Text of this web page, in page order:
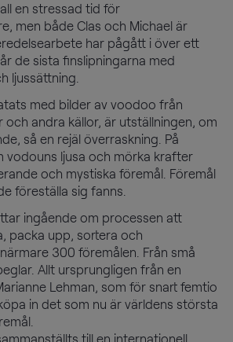
en stressad tid för
men både Clas och Michael är
har pågått i över ett
de sista finslipningarna med
ljussättning.
med bilder av voodoo från
och andra källor, är utställningen, om
så en rejäl överraskning. På
vodouns ljusa och mörka krafter
och mystiska föremål. Föremål
föreställa sig fanns.
ingående om processen att
packa upp, sortera och
300 föremålen. Från små
Allt ursprungligen från en
Lehman, som för snart femtio
in det som nu är världens största
till en internationell